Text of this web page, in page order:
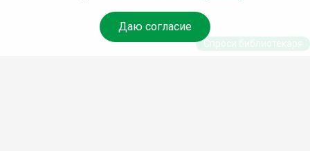
Даю согласие
Спроси библиотекаря